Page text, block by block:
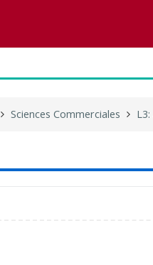
Sciences Commerciales